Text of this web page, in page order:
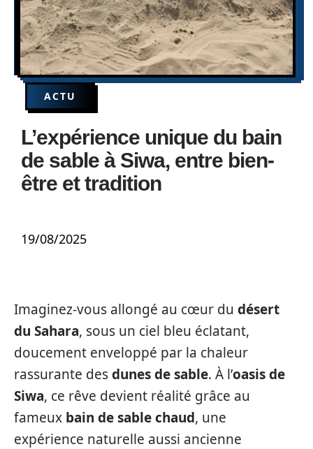
ACTU
L’expérience unique du bain
de sable à Siwa, entre bien-
être et tradition
19/08/2025
Imaginez-vous allongé au cœur du désert
du Sahara, sous un ciel bleu éclatant,
doucement enveloppé par la chaleur
rassurante desdunes de sable. À l’oasis de
Siwa, ce rêve devient réalité grâce au
fameux bain de sable chaud, une
expérience naturelle aussi ancienne